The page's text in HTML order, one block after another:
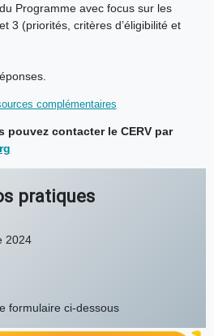
Programme avec focus sur les
3 (priorités, critères d’éligibilité et
complémentaires
contacter le CERV par
pratiques
2024
formulaire ci-dessous